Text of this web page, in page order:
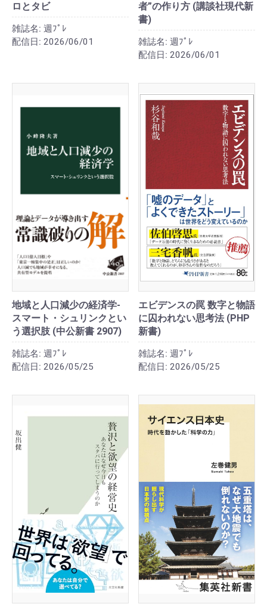
ロとタビ
雑誌名: 週ﾌﾟﾚ
配信日: 2026/06/01
者”の作り方 (講談社現代新
書)
雑誌名: 週ﾌﾟﾚ
配信日: 2026/06/01
地域と人口減少の経済学-
スマート・シュリンクとい
う選択肢 (中公新書 2907)
雑誌名: 週ﾌﾟﾚ
配信日: 2026/05/25
エビデンスの罠 数字と物語
に囚われない思考法 (PHP
新書)
雑誌名: 週ﾌﾟﾚ
配信日: 2026/05/25